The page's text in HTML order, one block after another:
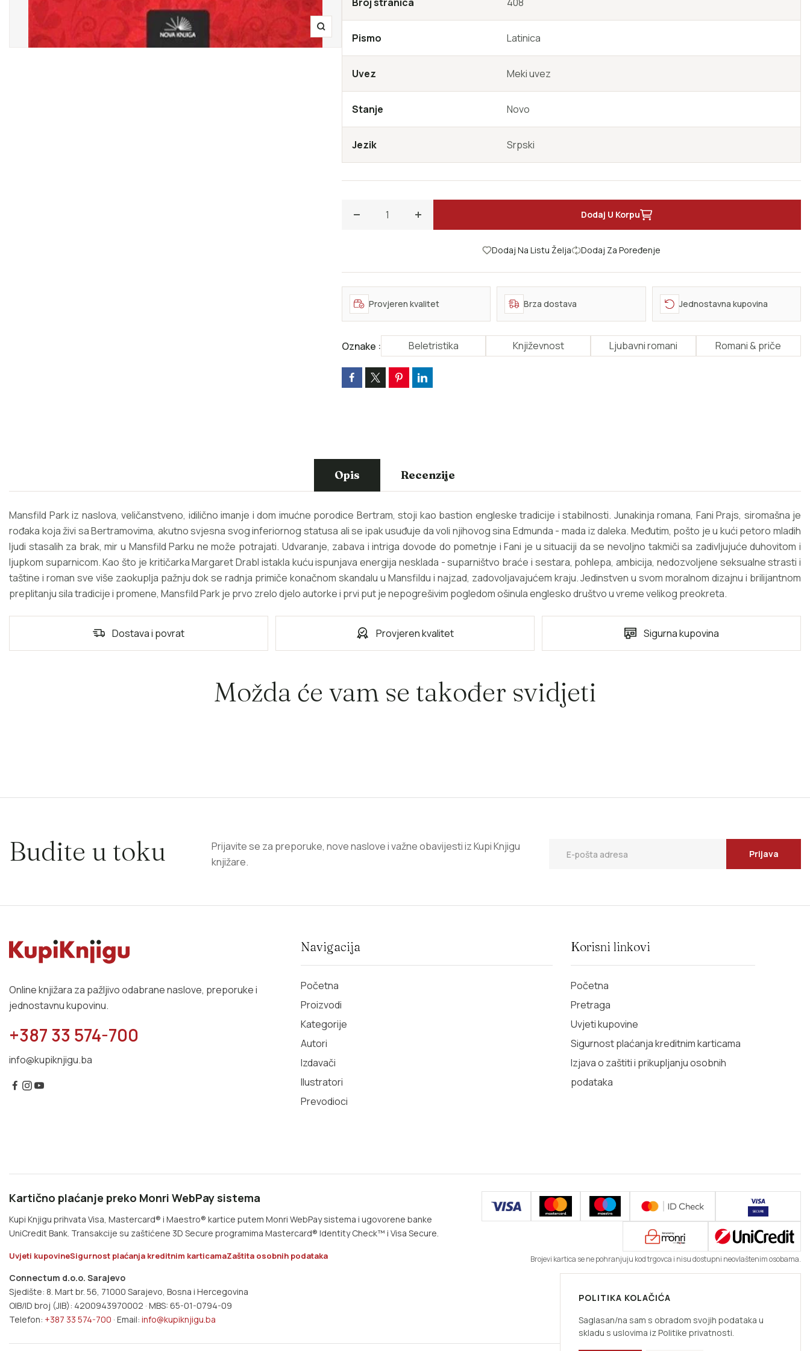
Zoom Pismo Latinica
Uvez Meki uvez
Stanje Novo
Jezik Srpski
Smanji količinu za Mansfild Park
Povećajte količinu za Mansfild Park
Dodaj U Korpu
Dodaj Na Listu Želja Dodaj Za Poređenje
Provjeren kvalitet Brza dostava Jednostavna kupovina
Oznake : Beletristika Književnost Ljubavni romani Romani & priče
Opis Recenzije
Mansfild Park iz naslova, veličanstveno, idilično imanje i dom imućne porodice Bertram, stoji kao bastion engleske tradicije i stabilnosti. Junakinja romana, Fani Prajs, siromašna je
rođaka koja živi sa Bertramovima, akutno svjesna svog inferiornog statusa ali se ipak usuđuje da voli njihovog sina Edmunda - mada iz daleka. Međutim, pošto je u kući petoro mladih
ljudi stasalih za brak, mir u Mansfild Parku ne može potrajati. Udvaranje, zabava i intriga dovode do pometnje i Fani je u situaciji da se nevoljno takmiči sa zadivljujuće duhovitom i
ljupkom suparnicom. Kao što je kritičarka Margaret Drabl istakla kuću ispunjava energija nesklada - suparništvo braće i sestara, pohlepa, ambicija, nedozvoljene seksualne strasti i
taštine i roman sve više zaokuplja pažnju dok se radnja primiče konačnom skandalu u Mansfildu i najzad, zadovoljavajućem kraju. Jedinstven u svom moralnom dizajnu i brilijantnom
preplitanju sila tradicije i promene, Mansfild Park je prvo zrelo djelo autorke i prvi put je nepogrešivim pogledom ošinula englesko društvo u vreme velikog preokreta.
Dostava i povrat Provjeren kvalitet Sigurna kupovina
Možda će vam se također svidjeti
Budite u toku
Prijavite se za preporuke, nove naslove i važne obavijesti iz Kupi Knjigu
knjižare.
Prijava
Online knjižara za pažljivo odabrane naslove, preporuke i
jednostavnu kupovinu.
+387 33 574-700
info@kupiknjigu.ba
Navigacija
Početna
Proizvodi
Kategorije
Autori
Izdavači
Ilustratori
Prevodioci
Korisni linkovi
Početna
Pretraga
Uvjeti kupovine
Sigurnost plaćanja kreditnim karticama
Izjava o zaštiti i prikupljanju osobnih
podataka
Kartično plaćanje preko Monri WebPay sistema
Kupi Knjigu prihvata Visa, Mastercard® i Maestro® kartice putem Monri WebPay sistema i ugovorene banke
UniCredit Bank. Transakcije su zaštićene 3D Secure programima Mastercard® Identity Check™ i Visa Secure.
Uvjeti kupovineSigurnost plaćanja kreditnim karticamaZaštita osobnih podataka
Connectum d.o.o. Sarajevo
Sjedište: 8. Mart br. 56, 71000 Sarajevo, Bosna i Hercegovina
OIB/ID broj (JIB): 4200943970002 · MBS: 65-01-0794-09
Telefon: +387 33 574-700 · Email: info@kupiknjigu.ba
Brojevi kartica se ne pohranjuju kod trgovca i nisu dostupni neovlaštenim osobama.
POLITIKA KOLAČIĆA
Saglasan/na sam s obradom svojih podataka u
skladu s uslovima iz Politike privatnosti.